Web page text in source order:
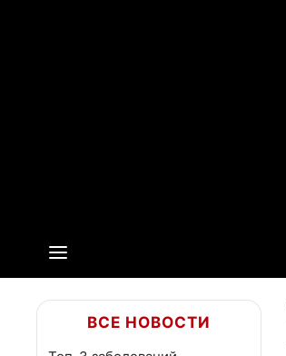
ВСЕ НОВОСТИ